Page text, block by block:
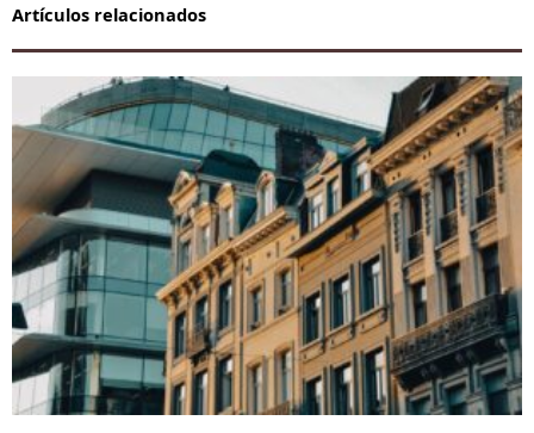
Artículos relacionados